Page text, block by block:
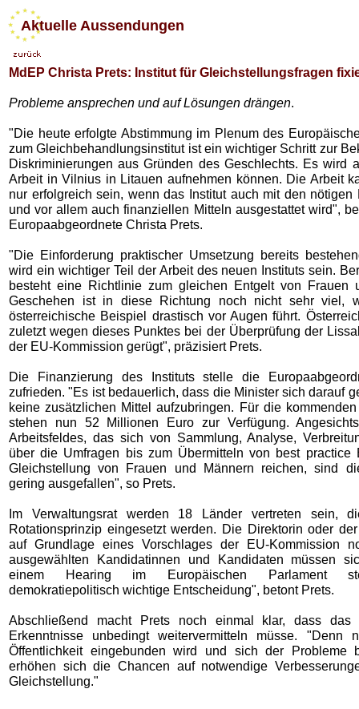
Aktuelle Aussendungen
MdEP Christa Prets: Institut für Gleichstellungsfragen
Probleme ansprechen und auf Lösungen drängen.
"Die heute erfolgte Abstimmung im Plenum des
zum Gleichbehandlungsinstitut ist ein wichtiger Schritt zur
Diskriminierungen aus Gründen des Geschlechts. Es wird
Arbeit in Vilnius in Litauen aufnehmen können. Die Arbeit
nur erfolgreich sein, wenn das Institut auch mit den nötigen
und vor allem auch finanziellen Mitteln ausgestattet wird",
Europaabgeordnete Christa Prets.
"Die Einforderung praktischer Umsetzung bereits
wird ein wichtiger Teil der Arbeit des neuen Instituts sein.
besteht eine Richtlinie zum gleichen Entgelt von Frauen
Geschehen ist in diese Richtung noch nicht sehr viel,
österreichische Beispiel drastisch vor Augen führt.
zuletzt wegen dieses Punktes bei der Überprüfung der
der EU-Kommission gerügt", präzisiert Prets.
Die Finanzierung des Instituts stelle die
zufrieden. "Es ist bedauerlich, dass die Minister sich darauf
keine zusätzlichen Mittel aufzubringen. Für die
stehen nun 52 Millionen Euro zur Verfügung.
Arbeitsfeldes, das sich von Sammlung, Analyse,
über die Umfragen bis zum Übermitteln von best practice
Gleichstellung von Frauen und Männern reichen, sind
gering ausgefallen", so Prets.
Im Verwaltungsrat werden 18 Länder vertreten sein,
Rotationsprinzip eingesetzt werden. Die Direktorin oder
auf Grundlage eines Vorschlages der EU-Kommission
ausgewählten Kandidatinnen und Kandidaten müssen
einem Hearing im Europäischen Parlament
demokratiepolitisch wichtige Entscheidung", betont Prets.
Abschließend macht Prets noch einmal klar, dass das
Erkenntnisse unbedingt weitervermitteln müsse. "Denn
Öffentlichkeit eingebunden wird und sich der Probleme
erhöhen sich die Chancen auf notwendige
Gleichstellung."